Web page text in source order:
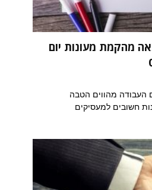
מהקמת מעונות יום
העבודה מהווים הטבה
חשובים למעסיקים